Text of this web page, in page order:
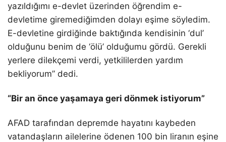
yazıldığımı e-devlet üzerinden öğrendim e-
devletime giremediğimden dolayı eşime söyledim.
E-devletine girdiğinde baktığında kendisinin ‘dul’
olduğunu benim de ‘ölü’ olduğumu gördü. Gerekli
yerlere dilekçemi verdi, yetkililerden yardım
bekliyorum” dedi.
“Bir an önce yaşamaya geri dönmek istiyorum”
AFAD tarafından depremde hayatını kaybeden
vatandaşların ailelerine ödenen 100 bin liranın eşine